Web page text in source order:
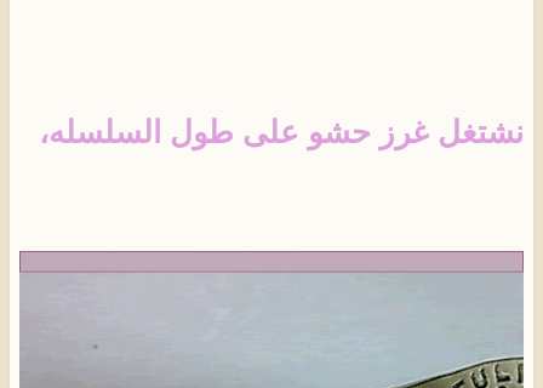
نشتغل غرز حشو على طول السلسله،